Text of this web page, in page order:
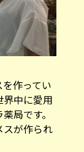
作ってい
中に愛用
局です。
スが作られ